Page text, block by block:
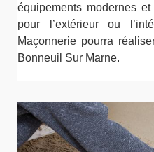
équipements modernes
pour l’extérieur ou
Maçonnerie pourra
Bonneuil Sur Marne.